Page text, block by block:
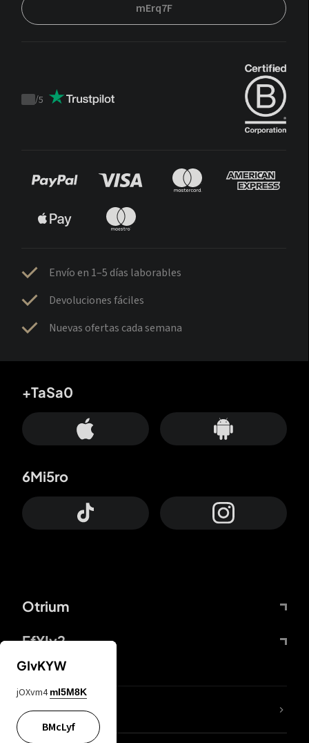
mErq7F
Trustpilot
/5
Envío en 1–5 días laborables
Devoluciones fáciles
Nuevas ofertas cada semana
Otrium
FfYIy2
+TaSa0
6Mi5ro
65A04M
GIvKYW
jOXvm4 mI5M8K
BMcLyf